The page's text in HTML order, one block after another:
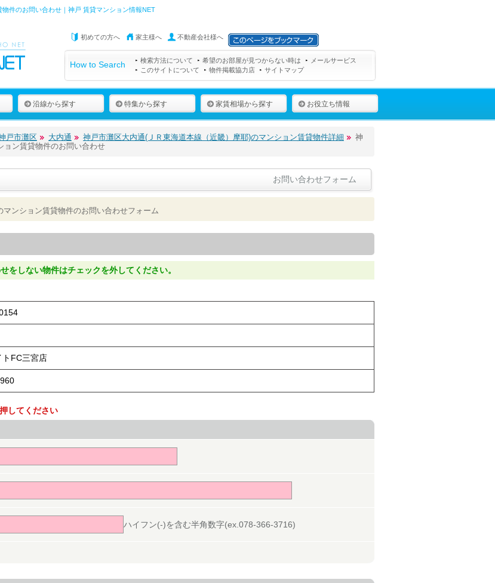
件のお問い合わせ｜神戸 賃貸マンション情報NET
初めての方へ 家主様へ 不動産会社様へ
How to Search 検索方法について 希望のお部屋が見つからない時は
メールサービス
このサイトについて
物件掲載協力店 サイトマップ
沿線から探す 特集から探す 家賃相場から探す お役立ち情報
戸市灘区 大内通 神戸市灘区大内通(ＪＲ東海道本線（近畿）摩耶)のマンション賃貸物件詳細
神
ョン賃貸物件のお問い合わせ
お問い合わせフォーム
ンション賃貸物件のお問い合わせフォーム
をしない物件はチェックを外してください。
トFC三宮店
してください
ハイフン(-)を含む半角数字(ex.078-366-3716)